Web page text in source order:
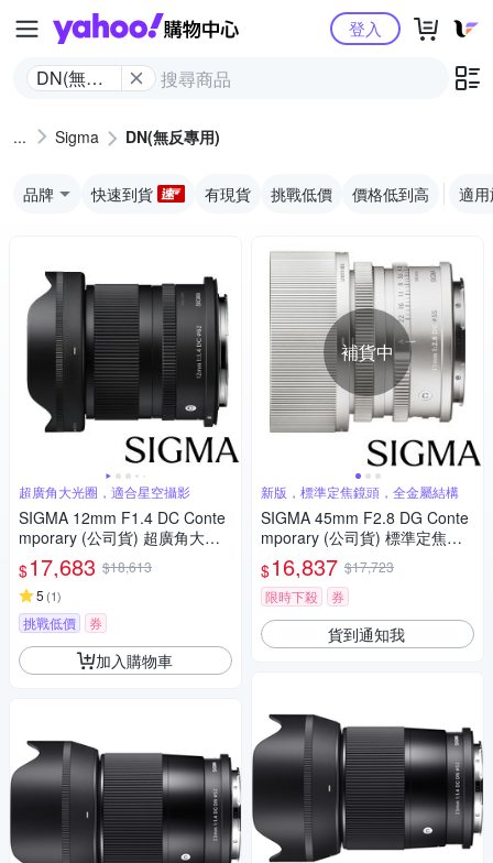
Yahoo購物中心
DN(無反
登入
Sigma DN(無反專用)
品牌 快速到貨 有現貨 挑戰低價 價格低到高 適
超廣角大光圈，適合星空攝影
SIGMA 12mm F1.4 DC Conte
mporary (公司貨) 超廣角大光
圈定焦鏡 星空鏡 APS-C 無反微
單眼專用鏡頭
$17,683 $18,613
5 (1)
挑戰低價 券
加入購物車
補貨中
新版，標準定焦鏡頭，全金屬結構
SIGMA 45mm F2.8 DG Conte
mporary (公司貨) 標準定焦鏡
頭 全片幅無反微單眼鏡頭 i系列
$16,837 $17,723
限時下殺
券
貨到通知我